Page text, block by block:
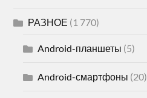
РАЗНОЕ (1 770)
Android-планшеты (5)
Android-смартфоны (20)